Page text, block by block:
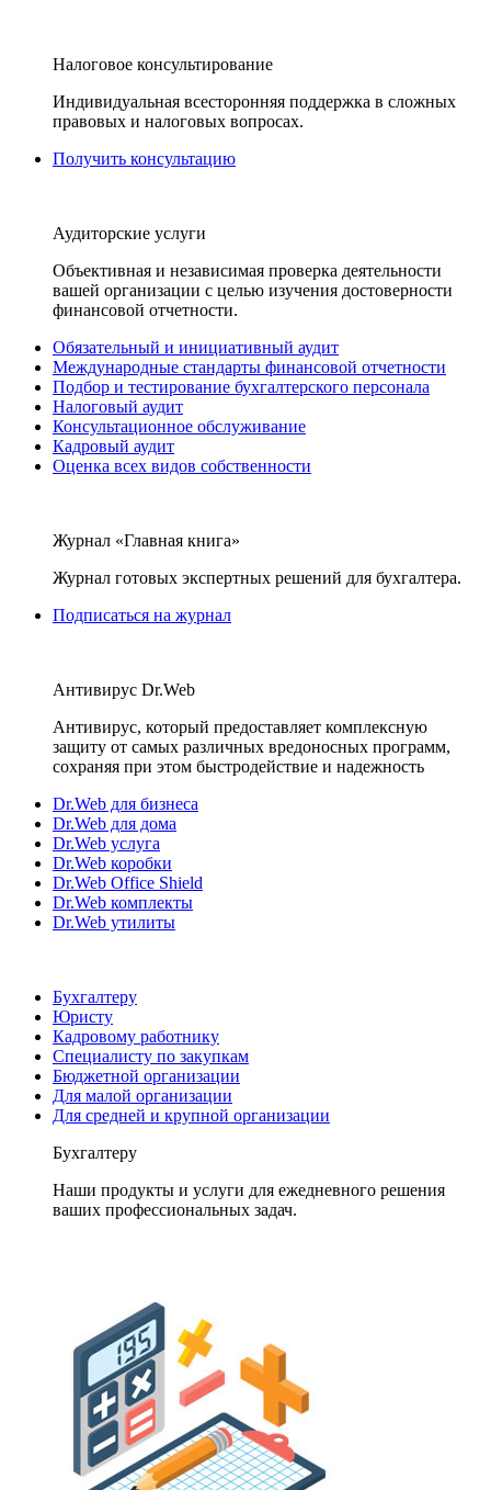
Налоговое консультирование
Индивидуальная всесторонняя поддержка в сложных
правовых и налоговых вопросах.
Получить консультацию
Аудиторские услуги
Объективная и независимая проверка деятельности
вашей организации с целью изучения достоверности
финансовой отчетности.
Обязательный и инициативный аудит
Международные стандарты финансовой отчетности
Подбор и тестирование бухгалтерского персонала
Налоговый аудит
Консультационное обслуживание
Кадровый аудит
Оценка всех видов собственности
Журнал «Главная книга»
Журнал готовых экспертных решений для бухгалтера.
Подписаться на журнал
Антивирус Dr.Web
Антивирус, который предоставляет комплексную
защиту от самых различных вредоносных программ,
сохраняя при этом быстродействие и надежность
Dr.Web для бизнеса
Dr.Web для дома
Dr.Web услуга
Dr.Web коробки
Dr.Web Office Shield
Dr.Web комплекты
Dr.Web утилиты
Бухгалтеру
Юристу
Кадровому работнику
Специалисту по закупкам
Бюджетной организации
Для малой организации
Для средней и крупной организации
Бухгалтеру
Наши продукты и услуги для ежедневного решения
ваших профессиональных задач.